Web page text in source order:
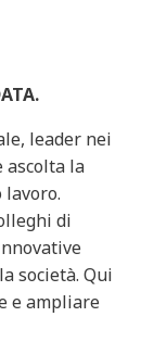
leader nei
ascolta la
lavoro.
di
società. Qui
e ampliare